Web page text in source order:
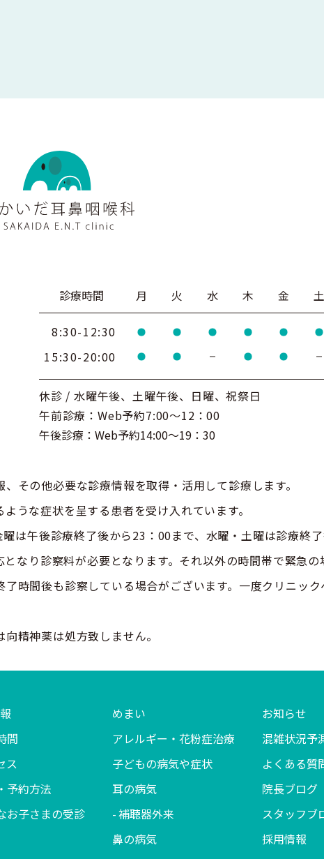
診療時間 月 火 水 木 金 土
8:30-12:30
15:30-20:00
休診 / 水曜午後、土曜午後、日曜、祝祭日
午前診療：Web予約7:00～12：00
午後診療：Web予約14:00～19：30
その他必要な診療情報を取得・活用して診療します。
うな症状を呈する患者を受け入れています。
午後診療終了後から23：00まで、水曜・土曜は診療終
なり診察料が必要となります。それ以外の時間帯で緊急
時間後も診察している場合がございます。一度クリニッ
精神薬は処方致しません。
間
ス
予約方法
お子さまの受診
めまい
アレルギー・花粉症治療
子どもの病気や症状
耳の病気
補聴器外来
鼻の病気
お知らせ
混雑状況予
よくある質
院長ブログ
スタッフブ
採用情報